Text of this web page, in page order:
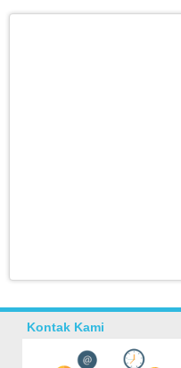
Kontak Kami